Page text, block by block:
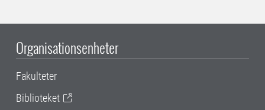
Organisationsenheter
Fakulteter
Biblioteket